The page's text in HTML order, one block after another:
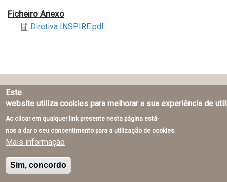
Ficheiro Anexo
Diretiva INSPIRE.pdf
Direção-Geral do Território © 2026
Este
website utiliza cookies para melhorar a sua experiência de
Ao clicar em qualquer link presente nesta página está-
nos a dar o seu concentimento para a utilização de cookies.
Mais informação
Sim, concordo